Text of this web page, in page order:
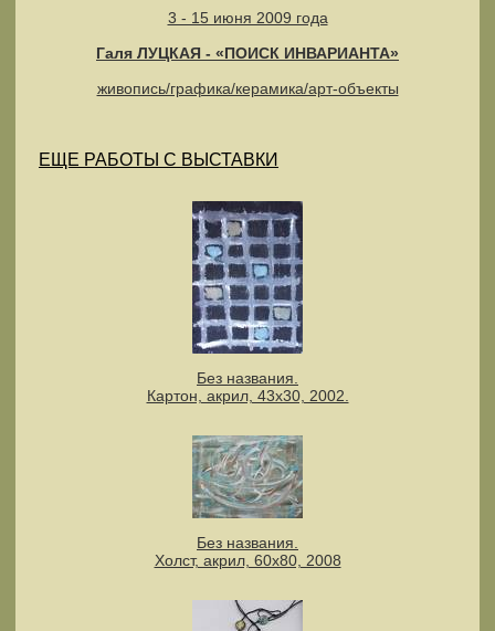
3 - 15 июня 2009 года
Галя ЛУЦКАЯ - «ПОИСК ИНВАРИАНТА»
живопись/графика/керамика/арт-объекты
ЕЩЕ РАБОТЫ С ВЫСТАВКИ
Без названия.
Картон, акрил, 43х30, 2002.
Без названия.
Холст, акрил, 60х80, 2008